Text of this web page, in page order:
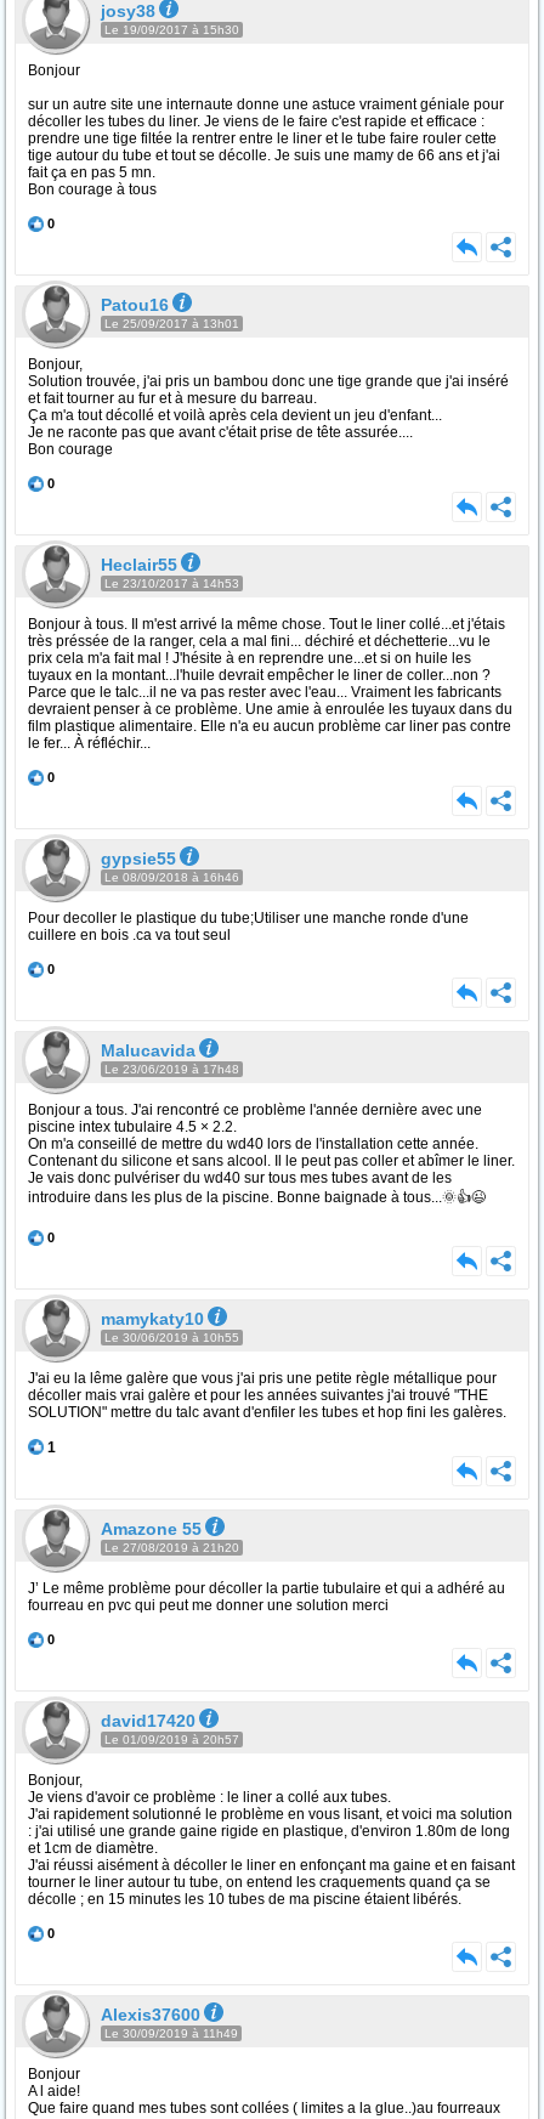
josy38
Le 19/09/2017 à 15h30
Bonjour
sur un autre site une internaute donne une astuce vraiment géniale pour
décoller les tubes du liner. Je viens de le faire c'est rapide et efficace :
prendre une tige filtée la rentrer entre le liner et le tube faire rouler cette
tige autour du tube et tout se décolle. Je suis une mamy de 66 ans et j'ai
fait ça en pas 5 mn.
Bon courage à tous
0
Patou16
Le 25/09/2017 à 13h01
Bonjour,
Solution trouvée, j'ai pris un bambou donc une tige grande que j'ai inséré
et fait tourner au fur et à mesure du barreau.
Ça m'a tout décollé et voilà après cela devient un jeu d'enfant...
Je ne raconte pas que avant c'était prise de tête assurée....
Bon courage
0
Heclair55
Le 23/10/2017 à 14h53
Bonjour à tous. Il m'est arrivé la même chose. Tout le liner collé...et j'étais
très préssée de la ranger, cela a mal fini... déchiré et déchetterie...vu le
prix cela m'a fait mal ! J'hésite à en reprendre une...et si on huile les
tuyaux en la montant...l'huile devrait empêcher le liner de coller...non ?
Parce que le talc...il ne va pas rester avec l'eau... Vraiment les fabricants
devraient penser à ce problème. Une amie à enroulée les tuyaux dans du
film plastique alimentaire. Elle n'a eu aucun problème car liner pas contre
le fer... À réfléchir...
0
gypsie55
Le 08/09/2018 à 16h46
Pour decoller le plastique du tube;Utiliser une manche ronde d'une
cuillere en bois .ca va tout seul
0
Malucavida
Le 23/06/2019 à 17h48
Bonjour a tous. J'ai rencontré ce problème l'année dernière avec une
piscine intex tubulaire 4.5 × 2.2.
On m'a conseillé de mettre du wd40 lors de l'installation cette année.
Contenant du silicone et sans alcool. Il le peut pas coller et abîmer le liner.
Je vais donc pulvériser du wd40 sur tous mes tubes avant de les
introduire dans les plus de la piscine. Bonne baignade à tous...🌞👍😉
0
mamykaty10
Le 30/06/2019 à 10h55
J'ai eu la lême galère que vous j'ai pris une petite règle métallique pour
décoller mais vrai galère et pour les années suivantes j'ai trouvé "THE
SOLUTION" mettre du talc avant d'enfiler les tubes et hop fini les galères.
1
Amazone 55
Le 27/08/2019 à 21h20
J’ Le même problème pour décoller la partie tubulaire et qui a adhéré au
fourreau en pvc qui peut me donner une solution merci
0
david17420
Le 01/09/2019 à 20h57
Bonjour,
Je viens d'avoir ce problème : le liner a collé aux tubes.
J'ai rapidement solutionné le problème en vous lisant, et voici ma solution
: j'ai utilisé une grande gaine rigide en plastique, d'environ 1.80m de long
et 1cm de diamètre.
J'ai réussi aisément à décoller le liner en enfonçant ma gaine et en faisant
tourner le liner autour tu tube, on entend les craquements quand ça se
décolle ; en 15 minutes les 10 tubes de ma piscine étaient libérés.
0
Alexis37600
Le 30/09/2019 à 11h49
Bonjour
A l aide!
Que faire quand mes tubes sont collées ( limites a la glue..)au fourreaux